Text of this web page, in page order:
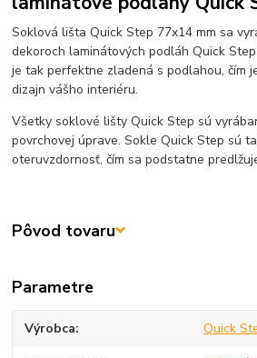
Soklová lišta Quick Step 77x14 mm sa
dekoroch laminátových podláh Quick
je tak perfektne zladená s podlahou, čím
dizajn vášho interiéru.
Všetky soklové lišty Quick Step sú
povrchovej úprave. Sokle Quick Step sú
oteruvzdornosť, čím sa podstatne
Pôvod tovaru
Parametre
Výrobca Quick